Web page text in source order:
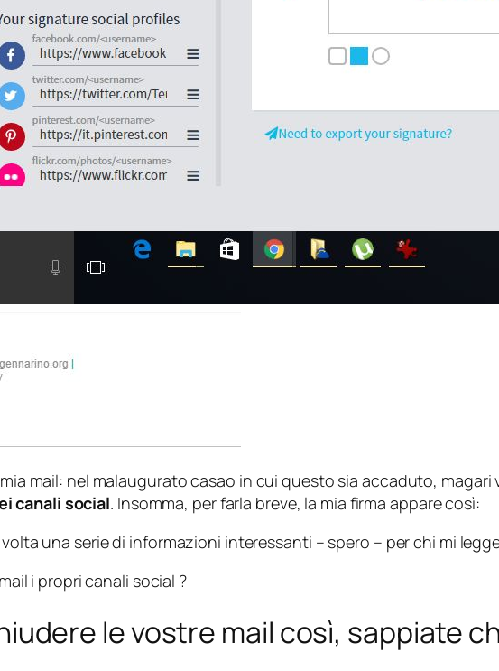
mail: nel malaugurato casao in cui questo sia accaduto,
canali social. Insomma, per farla breve, la mia firma appare così:
una serie di informazioni interessanti – spero – per chi mi
i propri canali social ?
le vostre mail così, sappiate